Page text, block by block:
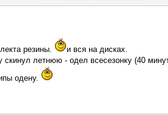
резины.
и вся на дисках.
скинул летнюю - одел всесезонку (40
одену.